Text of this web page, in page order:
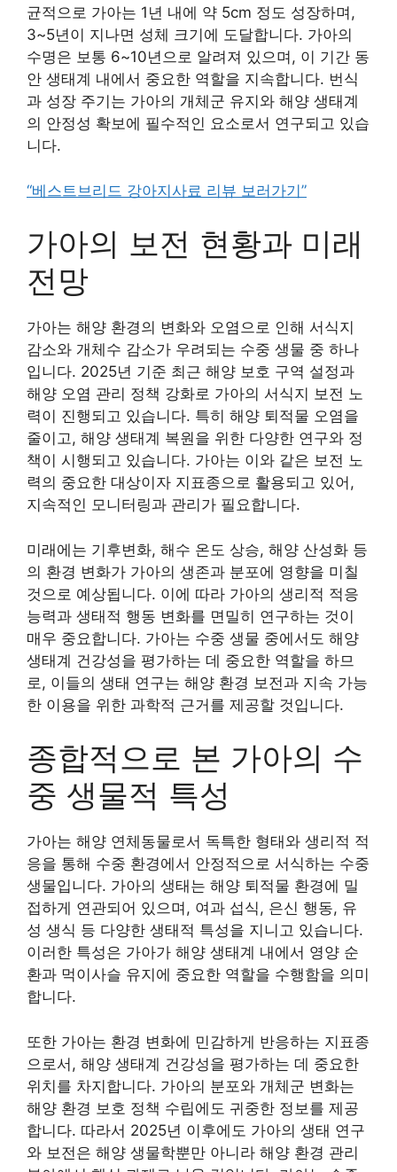
균적으로 가아는 1년 내에 약 5cm 정도 성장하며,
3~5년이 지나면 성체 크기에 도달합니다. 가아의
수명은 보통 6~10년으로 알려져 있으며, 이 기간 동
안 생태계 내에서 중요한 역할을 지속합니다. 번식
과 성장 주기는 가아의 개체군 유지와 해양 생태계
의 안정성 확보에 필수적인 요소로서 연구되고 있습
니다.
“베스트브리드 강아지사료 리뷰 보러가기”
가아의 보전 현황과 미래
전망
가아는 해양 환경의 변화와 오염으로 인해 서식지
감소와 개체수 감소가 우려되는 수중 생물 중 하나
입니다. 2025년 기준 최근 해양 보호 구역 설정과
해양 오염 관리 정책 강화로 가아의 서식지 보전 노
력이 진행되고 있습니다. 특히 해양 퇴적물 오염을
줄이고, 해양 생태계 복원을 위한 다양한 연구와 정
책이 시행되고 있습니다. 가아는 이와 같은 보전 노
력의 중요한 대상이자 지표종으로 활용되고 있어,
지속적인 모니터링과 관리가 필요합니다.
미래에는 기후변화, 해수 온도 상승, 해양 산성화 등
의 환경 변화가 가아의 생존과 분포에 영향을 미칠
것으로 예상됩니다. 이에 따라 가아의 생리적 적응
능력과 생태적 행동 변화를 면밀히 연구하는 것이
매우 중요합니다. 가아는 수중 생물 중에서도 해양
생태계 건강성을 평가하는 데 중요한 역할을 하므
로, 이들의 생태 연구는 해양 환경 보전과 지속 가능
한 이용을 위한 과학적 근거를 제공할 것입니다.
종합적으로 본 가아의 수
중 생물적 특성
가아는 해양 연체동물로서 독특한 형태와 생리적 적
응을 통해 수중 환경에서 안정적으로 서식하는 수중
생물입니다. 가아의 생태는 해양 퇴적물 환경에 밀
접하게 연관되어 있으며, 여과 섭식, 은신 행동, 유
성 생식 등 다양한 생태적 특성을 지니고 있습니다.
이러한 특성은 가아가 해양 생태계 내에서 영양 순
환과 먹이사슬 유지에 중요한 역할을 수행함을 의미
합니다.
또한 가아는 환경 변화에 민감하게 반응하는 지표종
으로서, 해양 생태계 건강성을 평가하는 데 중요한
위치를 차지합니다. 가아의 분포와 개체군 변화는
해양 환경 보호 정책 수립에도 귀중한 정보를 제공
합니다. 따라서 2025년 이후에도 가아의 생태 연구
와 보전은 해양 생물학뿐만 아니라 해양 환경 관리